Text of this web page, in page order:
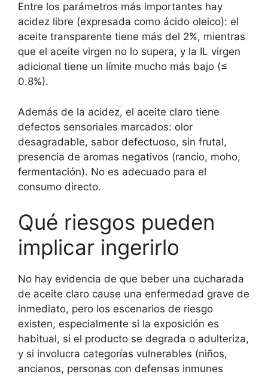
Entre los parámetros más importantes hay
acidez libre (expresada como ácido oleico): el
aceite transparente tiene más del 2%, mientras
que el aceite virgen no lo supera, y la IL virgen
adicional tiene un límite mucho más bajo (≤
0.8%).
Además de la acidez, el aceite claro tiene
defectos sensoriales marcados: olor
desagradable, sabor defectuoso, sin frutal,
presencia de aromas negativos (rancio, moho,
fermentación). No es adecuado para el
consumo directo.
Qué riesgos pueden
implicar ingerirlo
No hay evidencia de que beber una cucharada
de aceite claro cause una enfermedad grave de
inmediato, pero los escenarios de riesgo
existen, especialmente si la exposición es
habitual, si el producto se degrada o adulteriza,
y si involucra categorías vulnerables (niños,
ancianos, personas con defensas inmunes